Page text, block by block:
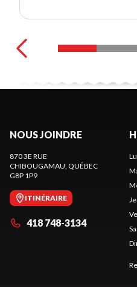
NOUS JOINDRE
870 3E RUE
CHIBOUGAMAU , QUÉBEC
G8P 1P9
ITINÉRAIRE
418 748-3134